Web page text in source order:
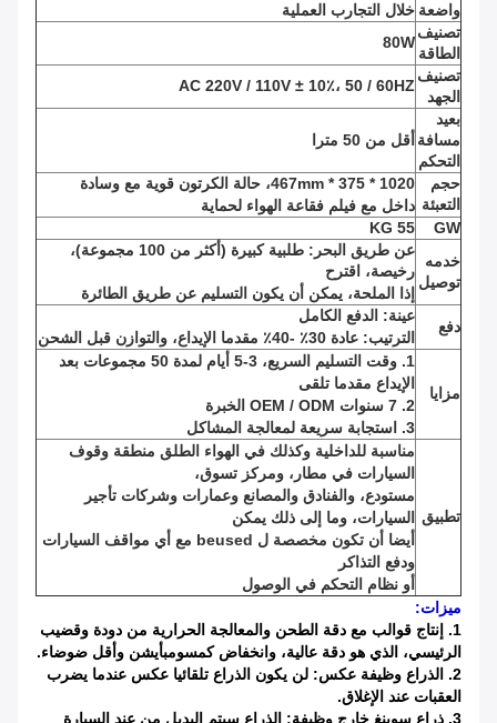
واضعة خلال التجارب العملية
تصنيف
الطاقة
80W
تصنيف
الجهد
AC 220V / 110V ± 10٪، 50 / 60HZ
بعيد
مسافة
التحكم
أقل من 50 مترا
حجم
التعبئة
1020 * 375 * 467mm، حالة الكرتون قوية مع وسادة
داخل مع فيلم فقاعة الهواء لحماية
GW
55 KG
خدمه
توصيل
عن طريق البحر: طلبية كبيرة (أكثر من 100 مجموعة)،
رخيصة، اقترح
إذا الملحة، يمكن أن يكون التسليم عن طريق الطائرة
دفع
عينة: الدفع الكامل
الترتيب: عادة 30٪ -40٪ مقدما الإيداع، والتوازن قبل الشحن
مزايا
1. وقت التسليم السريع، 3-5 أيام لمدة 50 مجموعات بعد
الإيداع مقدما تلقى
2. 7 سنوات OEM / ODM الخبرة
3. استجابة سريعة لمعالجة المشاكل
تطبيق
مناسبة للداخلية وكذلك في الهواء الطلق منطقة وقوف
السيارات في مطار، ومركز تسوق،
مستودع، والفنادق والمصانع وعمارات وشركات تأجير
السيارات، وما إلى ذلك يمكن
أيضا أن تكون مخصصة ل beused مع أي مواقف السيارات
ودفع التذاكر
أو نظام التحكم في الوصول
ميزات:
1. إنتاج قوالب مع دقة الطحن والمعالجة الحرارية من دودة وقضيب
الرئيسي، الذي هو دقة عالية، وانخفاض كمسومبأيشن وأقل ضوضاء.
2. الذراع وظيفة عكس: لن يكون الذراع تلقائيا عكس عندما يضرب
العقبات عند الإغلاق.
3. ذراع سوينغ خارج وظيفة: الذراع سيتم البديل من عند السيارة